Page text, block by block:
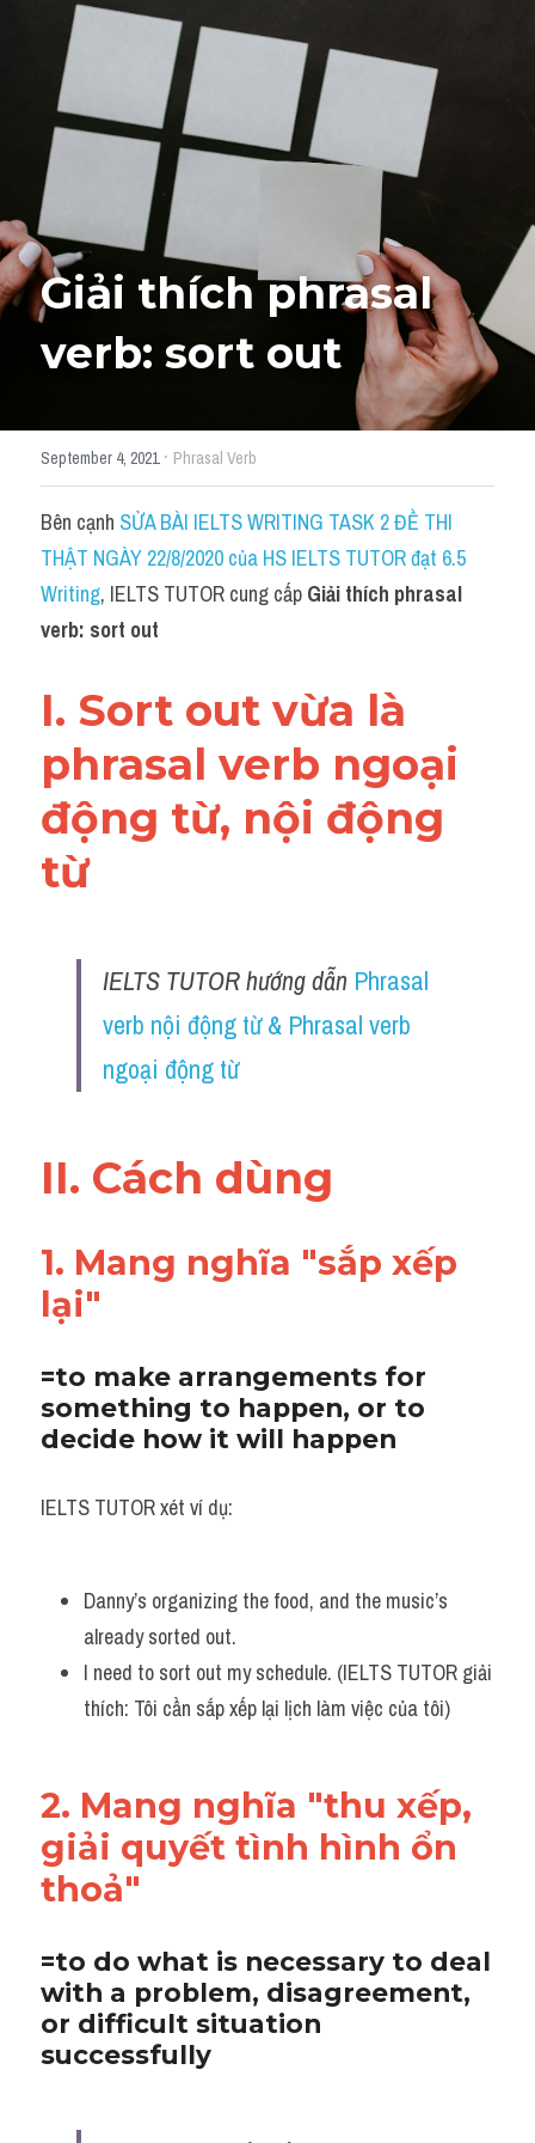
Giải đề thi từng câu
Giải đề thi
Academic words
Phrase
Idioms trái nghĩa
Antonym
Idiom
Grammar
Word form
Cách dùng từ
Phân biệt từ
Đề thi thật Task 2
Writing
Reading
HỌC THỬ
Giải thích phrasal
verb: sort out
September 4, 2021· Phrasal Verb
Bên cạnh SỬA BÀI IELTS WRITING TASK 2 ĐỀ THI
THẬT NGÀY 22/8/2020 của HS IELTS TUTOR đạt 6.5
Writing, IELTS TUTOR cung cấp Giải thích phrasal
verb: sort out
I. Sort out vừa là
phrasal verb ngoại
động từ, nội động
từ
IELTS TUTOR hướng dẫn Phrasal
verb nội động từ & Phrasal verb
ngoại động từ
II. Cách dùng
1. Mang nghĩa "sắp xếp
lại"
=to make arrangements for
something to happen, or to
decide how it will happen
IELTS TUTOR xét ví dụ:
Danny’s organizing the food, and the music’s
already sorted out.
I need to sort out my schedule. (IELTS TUTOR giải
thích: Tôi cần sắp xếp lại lịch làm việc của tôi)
2. Mang nghĩa "thu xếp,
giải quyết tình hình ổn
thoả"
=to do what is necessary to deal
with a problem, disagreement,
or difficult situation
successfully